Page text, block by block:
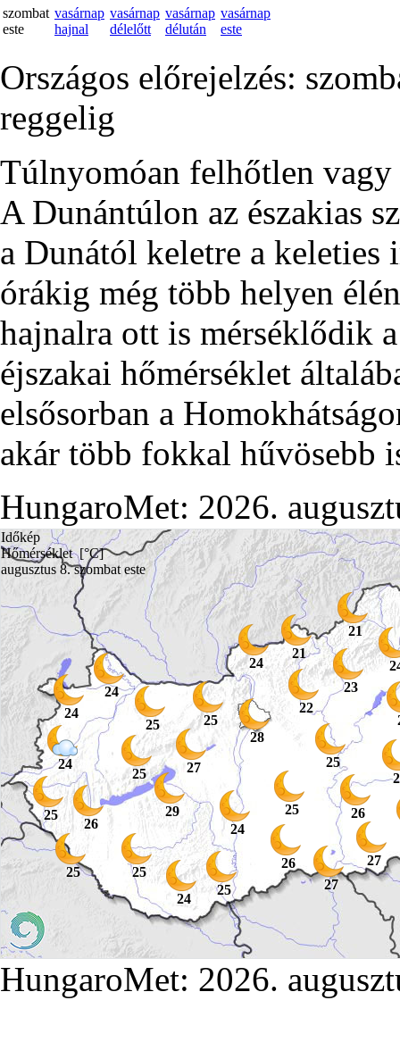
szombat
este
vasárnap
hajnal
vasárnap
délelőtt
vasárnap
délután
vasárnap
este
Országos előrejelzés:
reggelig
Túlnyomóan felhőtlen vagy
A Dunántúlon az északias
a Dunától keletre a
órákig még több helyen
hajnalra ott is mérséklődik
éjszakai hőmérséklet
elsősorban a
akár több fokkal hűvösebb
HungaroMet: 2026.
24
28
23
22
25
25
25
26
26
24
25
27
21
24
24
21
29
24
27
27
25
26
25
24
25
25
25
Időkép
Hőmérséklet [°C]
augusztus 8. szombat este
HungaroMet: 2026.